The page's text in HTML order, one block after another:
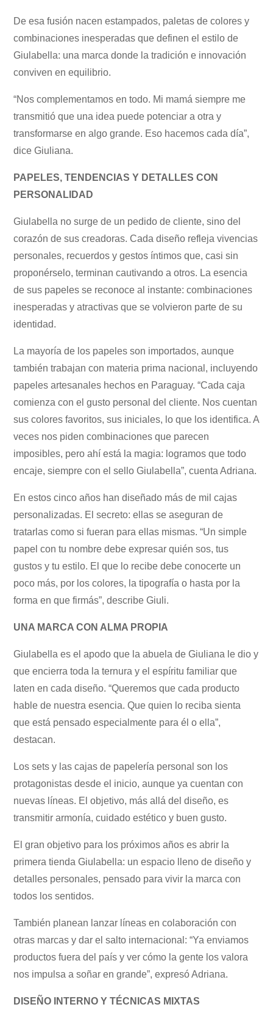
De esa fusión nacen estampados, paletas de colores y
combinaciones inesperadas que definen el estilo de
Giulabella: una marca donde la tradición e innovación
conviven en equilibrio.
“Nos complementamos en todo. Mi mamá siempre me
transmitió que una idea puede potenciar a otra y
transformarse en algo grande. Eso hacemos cada día”,
dice Giuliana.
PAPELES, TENDENCIAS Y DETALLES CON
PERSONALIDAD
Giulabella no surge de un pedido de cliente, sino del
corazón de sus creadoras. Cada diseño refleja vivencias
personales, recuerdos y gestos íntimos que, casi sin
proponérselo, terminan cautivando a otros. La esencia
de sus papeles se reconoce al instante: combinaciones
inesperadas y atractivas que se volvieron parte de su
identidad.
La mayoría de los papeles son importados, aunque
también trabajan con materia prima nacional, incluyendo
papeles artesanales hechos en Paraguay. “Cada caja
comienza con el gusto personal del cliente. Nos cuentan
sus colores favoritos, sus iniciales, lo que los identifica. A
veces nos piden combinaciones que parecen
imposibles, pero ahí está la magia: logramos que todo
encaje, siempre con el sello Giulabella”, cuenta Adriana.
En estos cinco años han diseñado más de mil cajas
personalizadas. El secreto: ellas se aseguran de
tratarlas como si fueran para ellas mismas. “Un simple
papel con tu nombre debe expresar quién sos, tus
gustos y tu estilo. El que lo recibe debe conocerte un
poco más, por los colores, la tipografía o hasta por la
forma en que firmás”, describe Giuli.
UNA MARCA CON ALMA PROPIA
Giulabella es el apodo que la abuela de Giuliana le dio y
que encierra toda la ternura y el espíritu familiar que
laten en cada diseño. “Queremos que cada producto
hable de nuestra esencia. Que quien lo reciba sienta
que está pensado especialmente para él o ella”,
destacan.
Los sets y las cajas de papelería personal son los
protagonistas desde el inicio, aunque ya cuentan con
nuevas líneas. El objetivo, más allá del diseño, es
transmitir armonía, cuidado estético y buen gusto.
El gran objetivo para los próximos años es abrir la
primera tienda Giulabella: un espacio lleno de diseño y
detalles personales, pensado para vivir la marca con
todos los sentidos.
También planean lanzar líneas en colaboración con
otras marcas y dar el salto internacional: “Ya enviamos
productos fuera del país y ver cómo la gente los valora
nos impulsa a soñar en grande”, expresó Adriana.
DISEÑO INTERNO Y TÉCNICAS MIXTAS